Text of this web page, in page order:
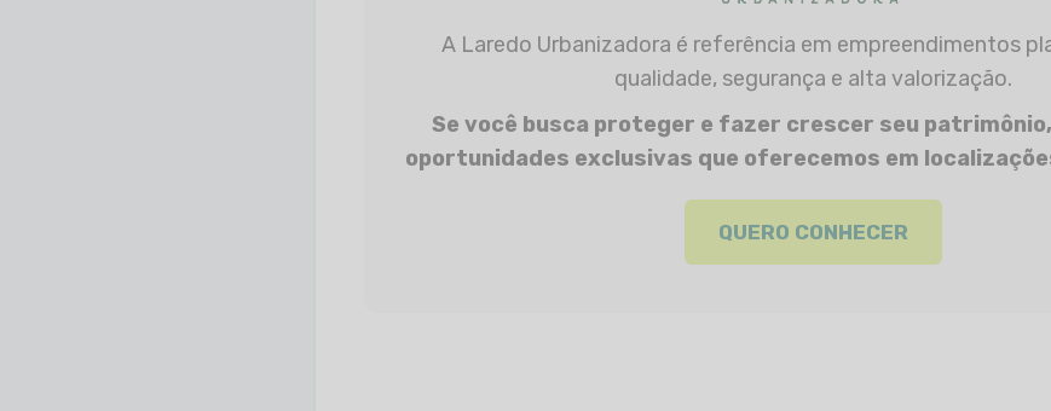
A Laredo Urbanizadora é referência em empreendimentos planejados com
qualidade, segurança e alta valorização.
Se você busca proteger e fazer crescer seu
oportunidades exclusivas que oferecemos em
QUERO CONHECER